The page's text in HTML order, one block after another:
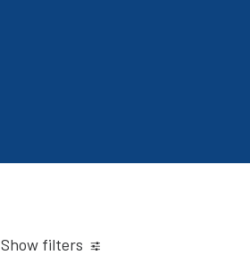
Show filters